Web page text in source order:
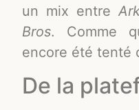
un mix entre
Bros. Comme
encore été tenté
De la